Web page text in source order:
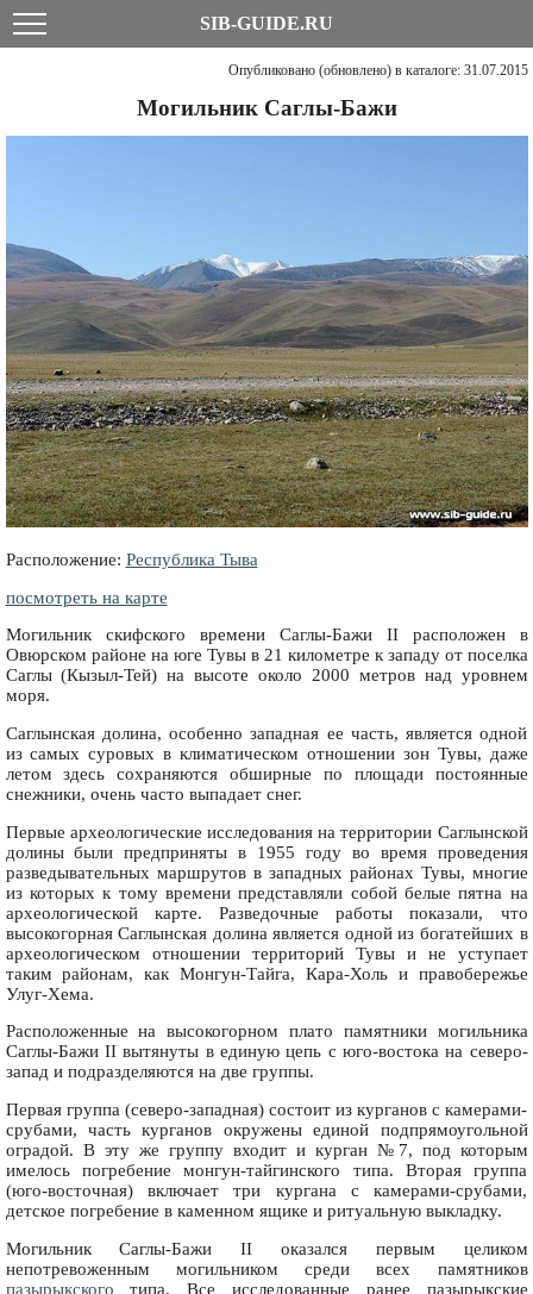
SIB-GUIDE.RU
Опубликовано (обновлено) в каталоге: 31.07.2015
Могильник Саглы-Бажи
Расположение: Республика Тыва
посмотреть на карте
Могильник скифского времени Саглы-Бажи II расположен в
Овюрском районе на юге Тувы в 21 километре к западу от поселка
Саглы (Кызыл-Тей) на высоте около 2000 метров над уровнем
моря.
Саглынская долина, особенно западная ее часть, является одной
из самых суровых в климатическом отношении зон Тувы, даже
летом здесь сохраняются обширные по площади постоянные
снежники, очень часто выпадает снег.
Первые археологические исследования на территории Саглынской
долины были предприняты в 1955 году во время проведения
разведывательных маршрутов в западных районах Тувы, многие
из которых к тому времени представляли собой белые пятна на
археологической карте. Разведочные работы показали, что
высокогорная Саглынская долина является одной из богатейших в
археологическом отношении территорий Тувы и не уступает
таким районам, как Монгун-Тайга, Кара-Холь и правобережье
Улуг-Хема.
Расположенные на высокогорном плато памятники могильника
Саглы-Бажи II вытянуты в единую цепь с юго-востока на северо-
запад и подразделяются на две группы.
Первая группа (северо-западная) состоит из курганов с камерами-
срубами, часть курганов окружены единой подпрямоугольной
оградой. В эту же группу входит и курган №7, под которым
имелось погребение монгун-тайгинского типа. Вторая группа
(юго-восточная) включает три кургана с камерами-срубами,
детское погребение в каменном ящике и ритуальную выкладку.
Могильник Саглы-Бажи II оказался первым целиком
непотревоженным могильником среди всех памятников
пазырыкского типа. Все исследованные ранее пазырыкские